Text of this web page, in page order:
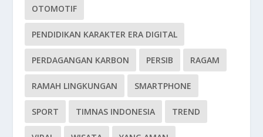
OTOMOTIF
PENDIDIKAN KARAKTER ERA DIGITAL
PERDAGANGAN KARBON PERSIB RAGAM
RAMAH LINGKUNGAN SMARTPHONE
SPORT TIMNAS INDONESIA TREND